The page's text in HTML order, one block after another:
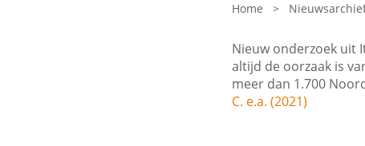
Home >
Nieuw onderzoek uit
altijd de oorzaak is
meer dan 1.700
C. e.a. (2021)